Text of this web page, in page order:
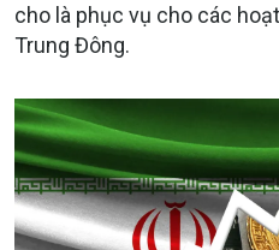
cho là phục vụ cho các
Trung Đông.